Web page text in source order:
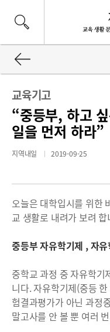
교육기고
“중등부, 하고
일을 먼저 하라”
지역내일 2019-09-25
오늘은 대학입시를 위한
교 생활로 내려가 보려 합
중등부 자유학기제 , 자
중학교 과정 중 자유학기
니다. 자유학기제(중등
험결과평가가 아닌 과정
말고사를 안 볼 뿐 여러